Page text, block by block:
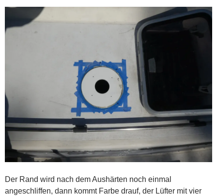
Der Rand wird nach dem Aushärten noch einmal
angeschliffen, dann kommt Farbe drauf, der Lüfter mit vier